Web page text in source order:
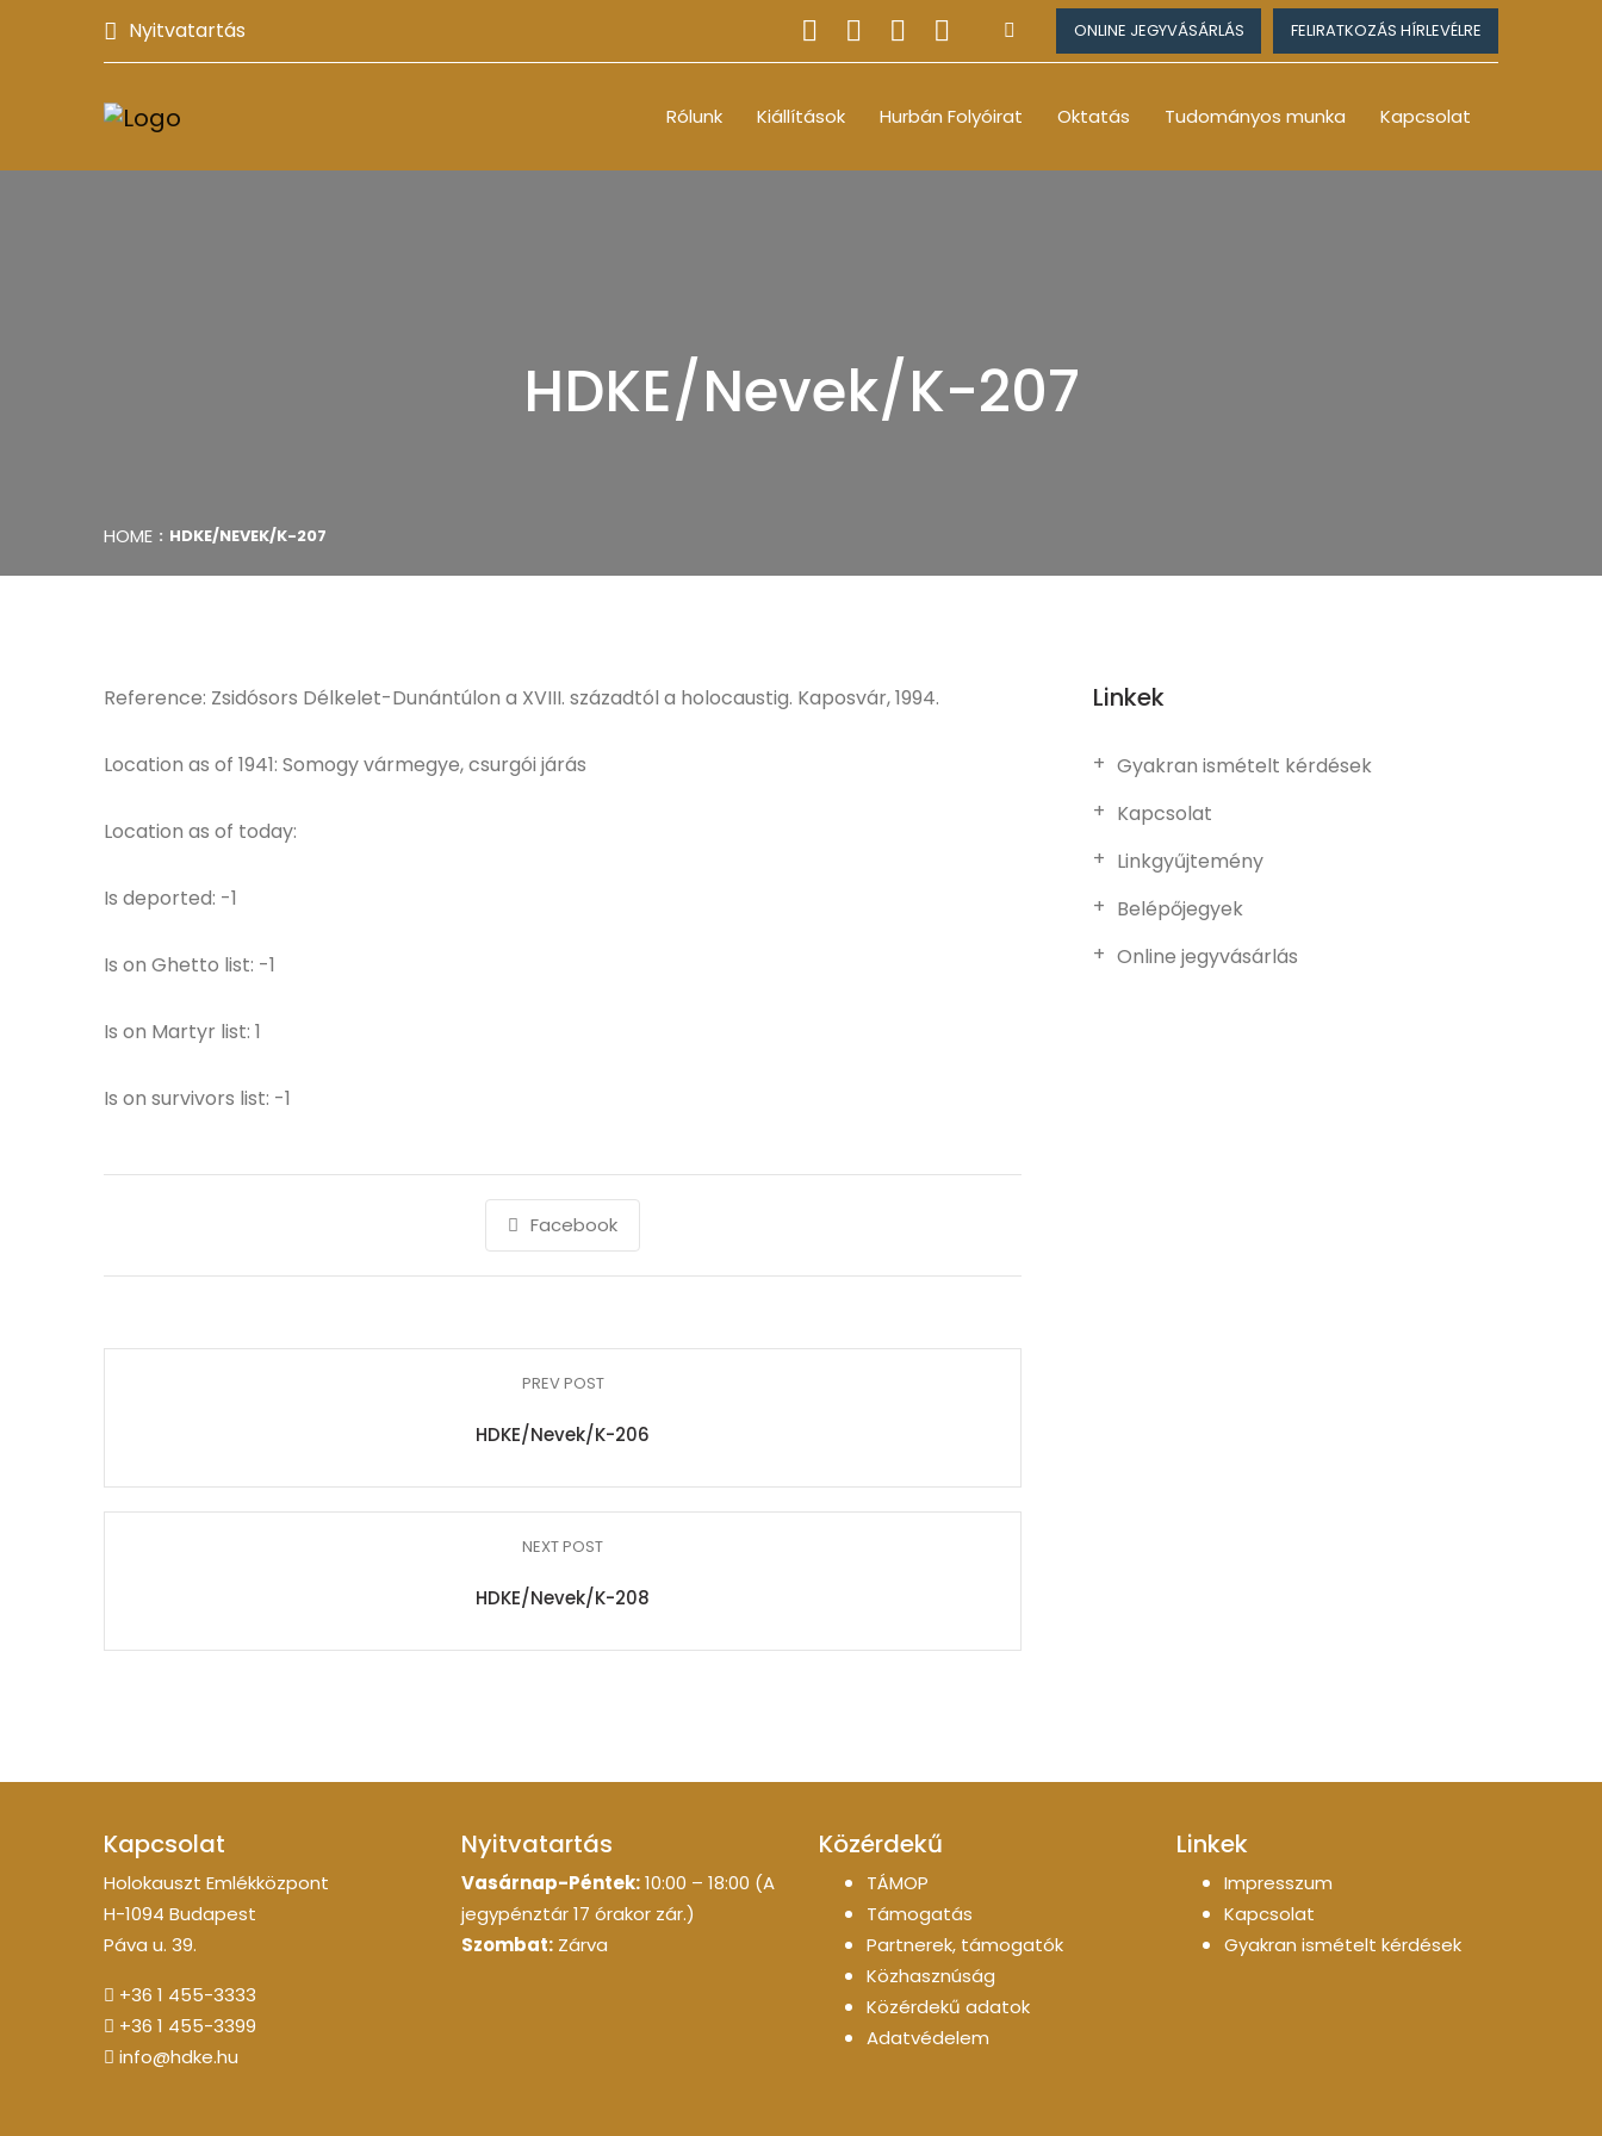
Nyitvatartás ONLINE JEGYVÁSÁRLÁS FELIRATKOZÁS HÍRLEVÉLRE
Rólunk Kiállítások Hurbán Folyóirat Oktatás Tudományos munka Kapcsolat
HDKE/Nevek/K-207
HOME HDKE/NEVEK/K-207
Reference: Zsidósors Délkelet-Dunántúlon a XVIII. századtól a holocaustig. Kaposvár, 1994.
Location as of 1941: Somogy vármegye, csurgói járás
Location as of today:
Is deported: -1
Is on Ghetto list: -1
Is on Martyr list: 1
Is on survivors list: -1
Facebook
PREV POST
HDKE/Nevek/K-206
NEXT POST
HDKE/Nevek/K-208
Linkek
Gyakran ismételt kérdések
Kapcsolat
Linkgyűjtemény
Belépőjegyek
Online jegyvásárlás
Kapcsolat
Holokauszt Emlékközpont
H-1094 Budapest
Páva u. 39.
+36 1 455-3333
+36 1 455-3399
info@hdke.hu
Nyitvatartás
Vasárnap-Péntek:10:00 – 18:00 (A
jegypénztár 17 órakor zár.)
Szombat: Zárva
Közérdekű
TÁMOP
Támogatás
Partnerek, támogatók
Közhasznúság
Közérdekű adatok
Adatvédelem
Linkek
Impresszum
Kapcsolat
Gyakran ismételt kérdések